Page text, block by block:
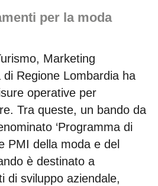
per la moda
Marketing
Regione Lombardia ha
operative per
Tra queste, un bando da
‘Programma di
PMI della moda e del
è destinato a
di sviluppo aziendale,